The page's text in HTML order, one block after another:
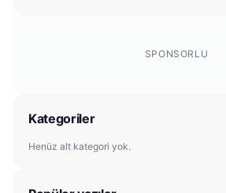
SPONSORLU
Kategoriler
Henüz alt kategori yok.